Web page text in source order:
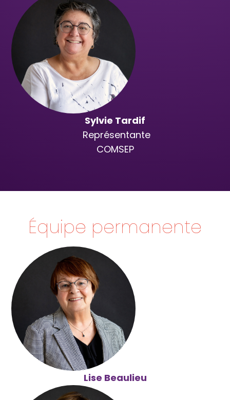
Sylvie Tardif
Représentante
COMSEP
Équipe permanente
Lise Beaulieu